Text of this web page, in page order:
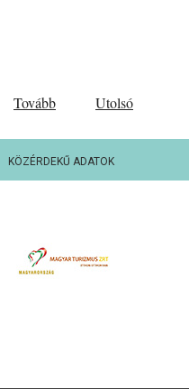
Tovább Utolsó
KÖZÉRDEKŰ ADATOK